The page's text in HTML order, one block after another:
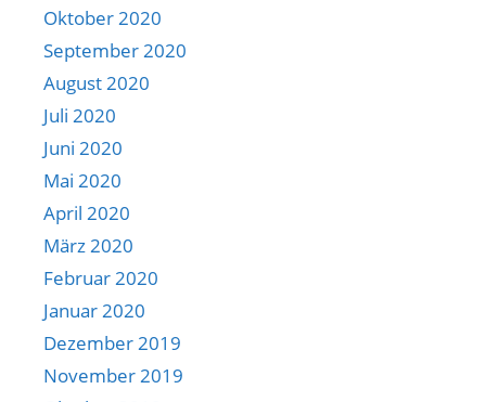
Oktober 2020
September 2020
August 2020
Juli 2020
Juni 2020
Mai 2020
April 2020
März 2020
Februar 2020
Januar 2020
Dezember 2019
November 2019